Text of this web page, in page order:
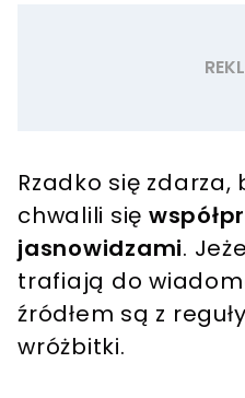
Rzadko się zdarza,
chwalili się
jasnowidzami.
trafiają do
źródłem są z
wróżbitki.